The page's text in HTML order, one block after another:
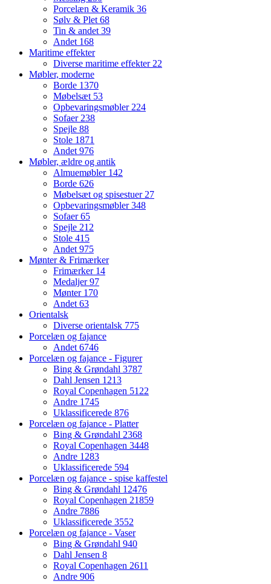
Porcelæn & Keramik 36
Sølv & Plet68
Tin & andet39
Andet 168
Maritime effekter
Diverse maritime effekter22
Møbler, moderne
Borde 1370
Møbelsæt 53
Opbevaringsmøbler224
Sofaer238
Spejle 88
Stole 1871
Andet976
Møbler, ældre og antik
Almuemøbler 142
Borde 626
Møbelsæt og spisestuer27
Opbevaringsmøbler348
Sofaer65
Spejle 212
Stole 415
Andet975
Mønter & Frimærker
Frimærker 14
Medaljer97
Mønter 170
Andet63
Orientalsk
Diverse orientalsk 775
Porcelæn og fajance
Andet6746
Porcelæn og fajance - Figurer
Bing & Grøndahl 3787
Dahl Jensen 1213
Royal Copenhagen 5122
Andre 1745
Uklassificerede 876
Porcelæn og fajance - Platter
Bing & Grøndahl 2368
Royal Copenhagen 3448
Andre 1283
Uklassificerede 594
Porcelæn og fajance - spise kaffestel
Bing & Grøndahl 12476
Royal Copenhagen 21859
Andre 7886
Uklassificerede 3552
Porcelæn og fajance - Vaser
Bing & Grøndahl 940
Dahl Jensen 8
Royal Copenhagen 2611
Andre 906